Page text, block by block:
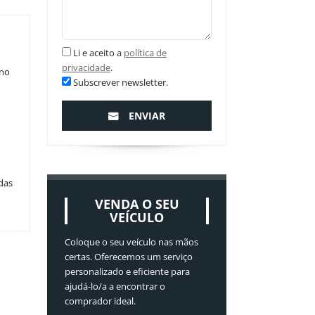
Li e aceito a política de
privacidade.
Subscrever newsletter.
ENVIAR
VENDA O SEU
VEÍCULO
Coloque o seu veículo nas mãos
certas. Oferecemos um serviço
personalizado e eficiente para
ajudá-lo/a a encontrar o
comprador ideal.